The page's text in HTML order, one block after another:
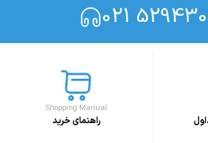
021
Shopping Manual
راهنمای خرید